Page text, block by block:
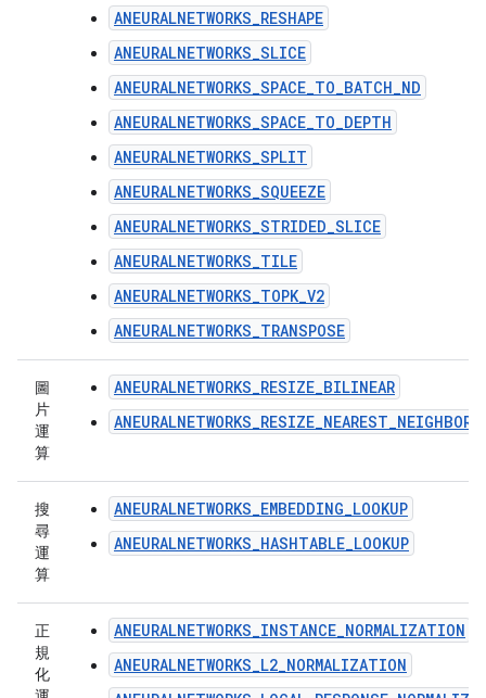
ANEURALNETWORKS_RESHAPE
ANEURALNETWORKS_SLICE
ANEURALNETWORKS_SPACE_TO_BATCH_ND
ANEURALNETWORKS_SPACE_TO_DEPTH
ANEURALNETWORKS_SPLIT
ANEURALNETWORKS_SQUEEZE
ANEURALNETWORKS_STRIDED_SLICE
ANEURALNETWORKS_TILE
ANEURALNETWORKS_TOPK_V2
ANEURALNETWORKS_TRANSPOSE
圖
片
運
算
ANEURALNETWORKS_RESIZE_BILINEAR
ANEURALNETWORKS_RESIZE_NEAREST_NEIGHBOR
搜
尋
運
算
ANEURALNETWORKS_EMBEDDING_LOOKUP
ANEURALNETWORKS_HASHTABLE_LOOKUP
正
規
化
ANEURALNETWORKS_INSTANCE_NORMALIZATION
ANEURALNETWORKS_L2_NORMALIZATION